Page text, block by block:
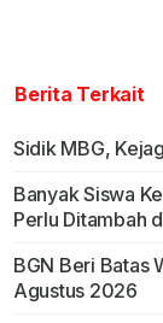
Berita Terkait
Sidik MBG,
Banyak Siswa
Perlu Ditambah
BGN Beri Batas
Agustus 2026